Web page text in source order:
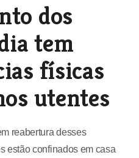
dos
tem
físicas
utentes
reabertura desses
estão confinados em casa